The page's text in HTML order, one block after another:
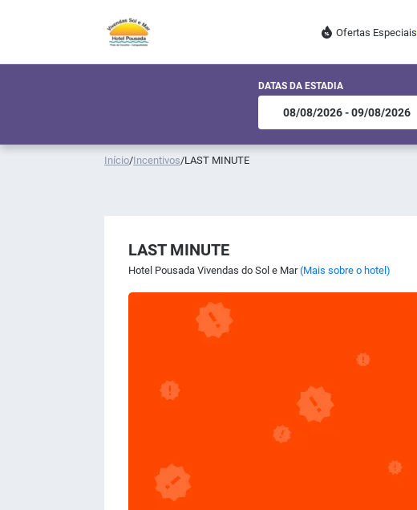
Ofertas Especiais
DATAS DA ESTADIA
Início/Incentivos/LAST MINUTE
LAST MINUTE
Hotel Pousada Vivendas do Sol e Mar(Mais sobre o hotel)